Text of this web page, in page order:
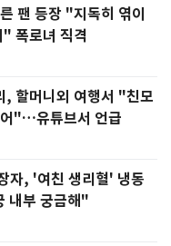
팬 등장 "지독히 엮이
폭로녀 직격
, 할머니외 여행서 "친모
"…유튜브서 언급
, '여친 생리혈' 냉동
내부 궁금해"